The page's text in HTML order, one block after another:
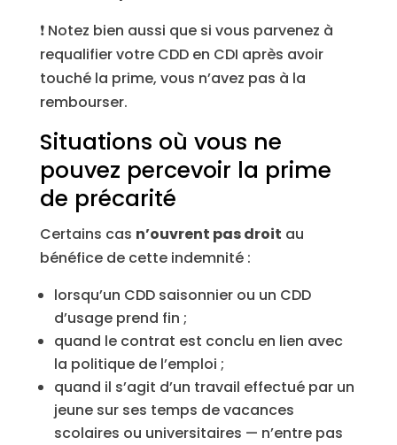
❗ Notez bien aussi que si vous parvenez à
requalifier votre CDD en CDI après avoir
touché la prime, vous n’avez pas à la
rembourser.
Situations où vous ne
pouvez percevoir la prime
de précarité
Certains cas n’ouvrent pas droit au
bénéfice de cette indemnité :
lorsqu’un CDD saisonnier ou un CDD
d’usage prend fin ;
quand le contrat est conclu en lien avec
la politique de l’emploi ;
quand il s’agit d’un travail effectué par un
jeune sur ses temps de vacances
scolaires ou universitaires — n’entre pas